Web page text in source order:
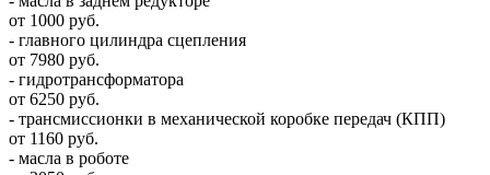
от 1000 руб.
- главного цилиндра сцепления
от 7980 руб.
- гидротрансформатора
от 6250 руб.
- трансмиссионки в механической коробке передач (КПП)
от 1160 руб.
- масла в роботе